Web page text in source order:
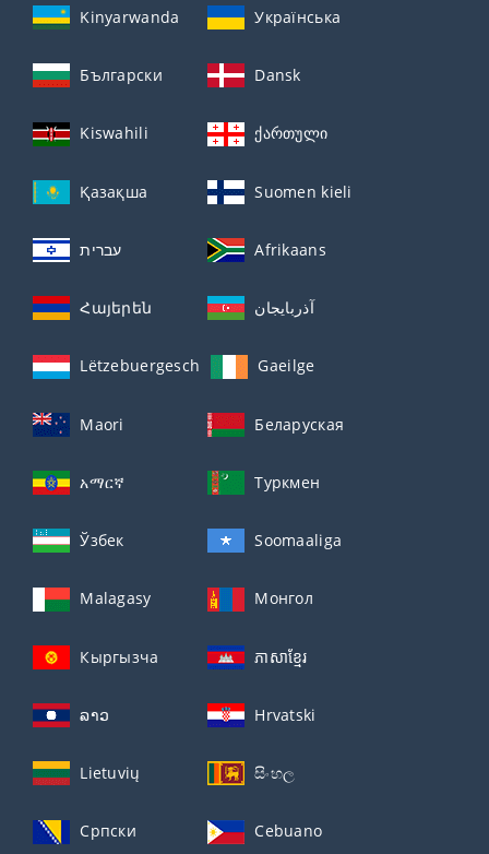
Kinyarwanda Українська
Български Dansk
Kiswahili ქართული
Қазақша Suomen kieli
עברית Afrikaans
Հայերեն آذربايجان
Lëtzebuergesch Gaeilge
Maori Беларуская
አማርኛ Туркмен
Ўзбек Soomaaliga
Malagasy Монгол
Кыргызча ភាសាខ្មែរ
ລາວ Hrvatski
Lietuvių සිංහල
Српски Cebuano